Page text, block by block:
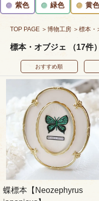
紫色 緑色 黄色
TOP PAGE ＞博物工房 ＞標本・
標本・オブジェ （17件）
おすすめ順
蝶標本【Neozephyrus